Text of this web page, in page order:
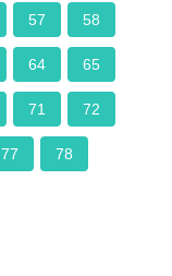
57 58
64 65
71 72
77 78